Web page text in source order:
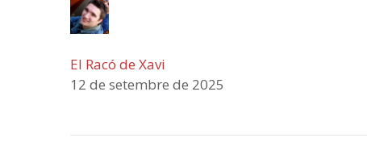
El Racó de Xavi
12 de setembre de 2025